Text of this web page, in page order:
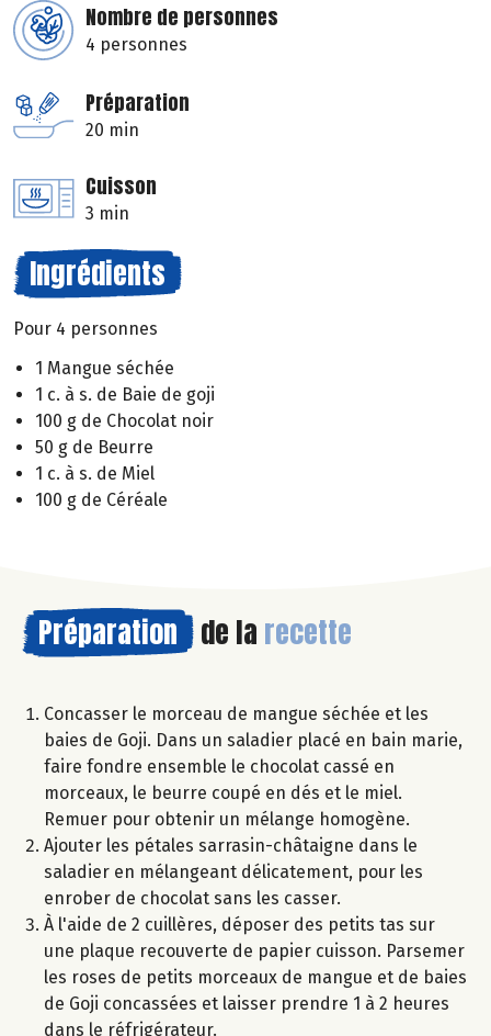
Nombre de personnes
4 personnes
Préparation
20 min
Cuisson
3 min
Ingrédients
Pour 4 personnes
1 Mangue séchée
1 c. à s. de Baie de goji
100 g de Chocolat noir
50 g de Beurre
1 c. à s. de Miel
100 g de Céréale
Préparation de la recette
Concasser le morceau de mangue séchée et les
baies de Goji. Dans un saladier placé en bain marie,
faire fondre ensemble le chocolat cassé en
morceaux, le beurre coupé en dés et le miel.
Remuer pour obtenir un mélange homogène.
Ajouter les pétales sarrasin-châtaigne dans le
saladier en mélangeant délicatement, pour les
enrober de chocolat sans les casser.
À l'aide de 2 cuillères, déposer des petits tas sur
une plaque recouverte de papier cuisson. Parsemer
les roses de petits morceaux de mangue et de baies
de Goji concassées et laisser prendre 1 à 2 heures
dans le réfrigérateur.